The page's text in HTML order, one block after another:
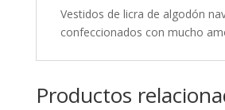
Vestidos de licra de algodón
confeccionados con mucho
Productos